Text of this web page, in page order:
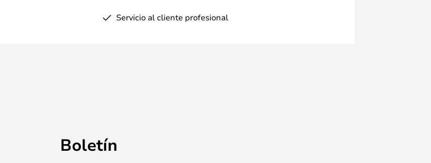
Servicio al cliente profesional
Boletín